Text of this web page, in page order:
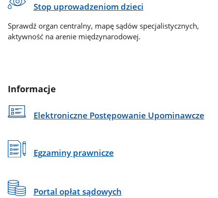
Stop uprowadzeniom dzieci
Sprawdź organ centralny, mapę sądów specjalistycznych,
aktywność na arenie międzynarodowej.
Informacje
Elektroniczne Postępowanie Upominawcze
Egzaminy prawnicze
Portal opłat sądowych